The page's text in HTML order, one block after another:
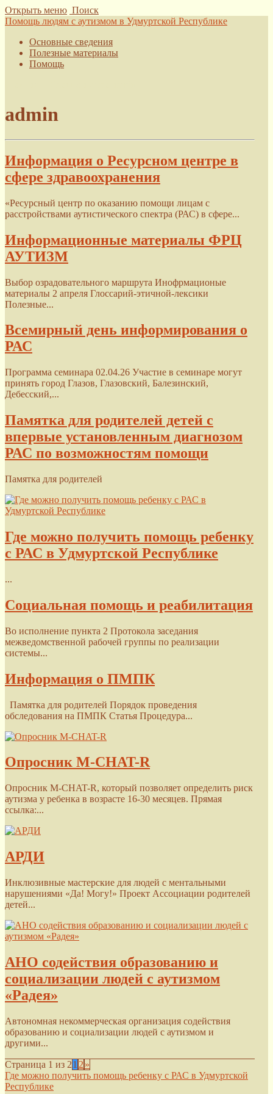
Открыть меню Поиск
Помощь людям с аутизмом в Удмуртской Республике
Основные сведения
Полезные материалы
Помощь
admin
Информация о Ресурсном центре в
сфере здравоохранения
«Ресурсный центр по оказанию помощи лицам с
расстройствами аутистического спектра (РАС) в сфере...
Информационные материалы ФРЦ
АУТИЗМ
Выбор озрадовательного маршрута Инофрмационые
материалы 2 апреля Глоссарий-этичной-лексики
Полезные...
Всемирный день информирования о
РАС
Программа семинара 02.04.26 Участие в семинаре могут
принять город Глазов, Глазовский, Балезинский,
Дебесский,...
Памятка для родителей детей с
впервые установленным диагнозом
РАС по возможностям помощи
Памятка для родителей
Где можно получить помощь ребенку
с РАС в Удмуртской Республике
...
Социальная помощь и реабилитация
Во исполнение пункта 2 Протокола заседания
межведомственной рабочей группы по реализации
системы...
Информация о ПМПК
Памятка для родителей Порядок проведения
обследования на ПМПК Статья Процедура...
Опросник M-CHAT-R
Опросник M-CHAT-R, который позволяет определить риск
аутизма у ребенка в возрасте 16-30 месяцев. Прямая
ссылка:...
АРДИ
Инклюзивные мастерские для людей с ментальными
нарушениями «Да! Могу!» Проект Ассоциации родителей
детей...
АНО содействия образованию и
социализации людей с аутизмом
«Радея»
Автономная некоммерческая организация содействия
образованию и социализации людей с аутизмом и
другими...
Страница 1 из 21 2 »
Где можно получить помощь ребенку с РАС в Удмуртской
Республике